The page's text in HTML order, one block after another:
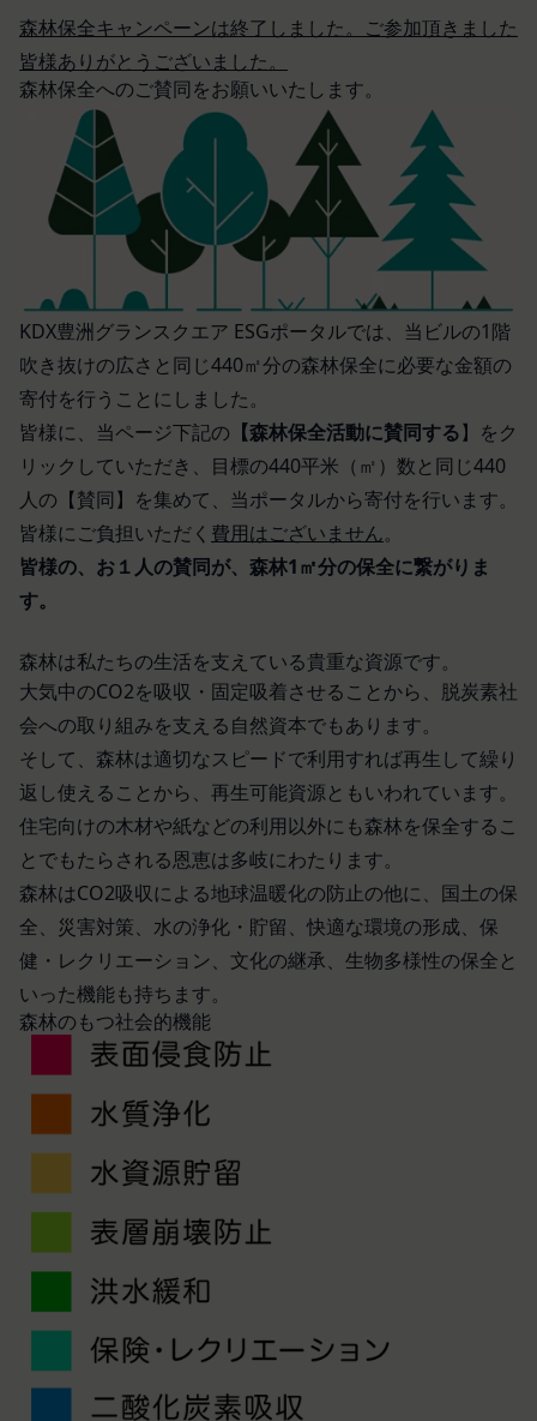
森林保全キャンペーンは終了しました。ご参加頂きました
皆様ありがとうございました。
森林保全へのご賛同をお願いいたします。
KDX豊洲グランスクエア ESGポータルでは、当ビルの1階
吹き抜けの広さと同じ440㎡分の森林保全に必要な金額の
寄付を行うことにしました。
皆様に、当ページ下記の 【森林保全活動に賛同する】をク
リックしていただき、目標の440平米（㎡）数と同じ440
人の【賛同】を集めて、当ポータルから寄付を行います。
皆様にご負担いただく 費用はございません。
皆様の、お１人の賛同が、森林1㎡分の保全に繋がりま
す。
森林は私たちの生活を支えている貴重な資源です。
大気中のCO2を吸収・固定吸着させることから、脱炭素社
会への取り組みを支える自然資本でもあります。
そして、森林は適切なスピードで利用すれば再生して繰り
返し使えることから、再生可能資源ともいわれています。
住宅向けの木材や紙などの利用以外にも森林を保全するこ
とでもたらされる恩恵は多岐にわたります。
森林はCO2吸収による地球温暖化の防止の他に、国土の保
全、災害対策、水の浄化・貯留、快適な環境の形成、保
健・レクリエーション、文化の継承、生物多様性の保全と
いった機能も持ちます。
森林のもつ社会的機能
位置情報
お客様が、端末または携帯端末上で当社のサービス
を利用し、そこで位置情報を提供することを認めた
場合、当社は、お客様の位置情報を取得することが
あります。通常はお客様のブラウザや端末の設定に
より無効にすることができますが、無効にした場合
には当社のサービスの一部が利用できなくなくなる
ことがあります。
お客様のアクションに関する情報
お客様が、当社のサービスを利用する際、直接当社
に提供した情報および当社のサービスを提供してい
る第三者サービス提供者を通じて提供した情報を、
当社は取得・保管することがあります。お客様のサ
ービスご利用状況、他の利用者との交流に関する情
報も取得することがあります。
外部サービスとの連携により取得する情報
外部サービスでお客様が利用するIDおよびその他
外部サービスのプライバシー設定によりお客様が提
携先に開示を認めた情報を取得することがありま
す。
を、当社各サービスの利用規約において定める利用
目的の範囲内で利用します。
Cookie（クッキー）について
当社は、お客様にとってより使いやすく、より価値
ある情報を提供するためにCookie(以下「クッキ
ー」といいます。これに類似の技術を含みます。)
を使用することがあります。
クッキーは、ウェブサイトを利用されたときにご利
用のパソコンや携帯端末に一時的にデータを保存さ
せるもので、これを利用することにより当社のサー
バに、当社サイト内におけるお客様の行動履歴(ア
クセスしたURL、コンテンツ、参照順序等)や、年
齢や性別、職業、居住地域、位置情報等個人が特定
できない属性情報(それらの組み合わせによっても
個人が特定できないもの)を取得することがありま
す。
お客様がご自身に関する情報の取得を望まれない場
合は、ブラウザや携帯端末の設定により、クッキー
の受け取りを拒否することも可能です。なお、クッ
キーの受け取りを拒否された場合、当社のサービス
の一部がご利用できなくなることがあります。
適正管理
当社は、お客様情報への不正なアクセスや漏洩等を
防ぐため、セキュリティーの維持に努めます。ま
た、当社は、当社の通常の事業運営に照らして当社
が不要と判断した場合、お客様から取得したお客様
第4条に規定する方法に従って、登録希望者が行う
本サービスの利用登録をいいます。
「登録情報」
登録希望者及び利用者が会員登録時に登録した当社
が定める情報、本サービス利用中に当社が必要と判
断して登録を求めた情報及びこれらの情報について
利用者自身が追加、変更を行った場合の当該情報を
いいます。
「アカウント」
各会員が保有する、本サービスの利用に関する権利
の総体をいいます。
「パスワード」
登録情報と組み合わせて、会員とその他の者とを識
別するために用いられる符号をいいます。
「提携パートナー」
当社との間で締結する契約に基づき、本サービスと
提携するサービス（以下「提携サービス」といいま
す。）を提供し、又はその運営を行う者をいいま
す。
第2条（総則・適用範囲）
提供条件及び当社と会員との権利義務関係を定める
ものです。
当社が、当社ウェブサイト上に本サービスに関する
個別規定や追加規定を掲載する場合、又は第11条
に定める方法により本サービスに関するルール等を
発信する場合、それらは本規約の一部を構成するも
のとし、個別規定、追加規定又はルール等が本規約
と抵触する場合には、当該個別規定、追加規定又は
当社は、本規約を変更する必要が生じた場合には、
会員の明示の承諾を得ることなく、本規約を変更す
ることができるものとします。
前項による本規約の変更をするときは、その効力発
生日を定め、かつ、本規約を変更する旨及び変更後
の本規約の内容並びにその効力発生日を、会員に対
し、本規約変更の効力発生日前に、第11条に定め
る方法により通知するものとします。ただし、文言
の修正等、会員に不利益を与えるものではない軽微
な変更の場合には、当該通知を省略することができ
ます。
本規約変更の効力発生日後に本サービスの利用を行
った場合、会員は本規約の変更に同意したものとみ
なします。
当社が提供する本サービス以外のサービス又は提携
パートナーが提供するサービスについては、各サー